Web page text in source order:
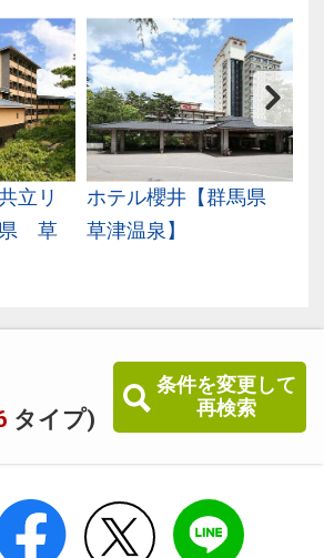
タイプ)
条件を変更して
再検索
立リ
県 草
ホテル櫻井【群馬県
草津温泉】